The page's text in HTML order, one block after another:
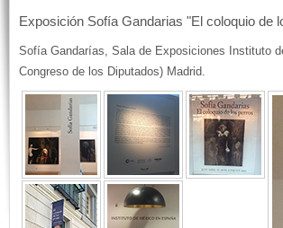
Exposición Sofía Gandarias "El coloquio de
Sofía Gandarías, Sala de Exposiciones Instituto
Congreso de los Diputados) Madrid.